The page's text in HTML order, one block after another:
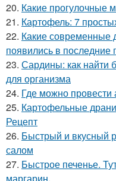
20. Какие прогулочные
21. Картофель: 7
22. Какие современные
появились в последние
23. Сардины: как найти
для организма
24. Где можно
25. Картофельные
Рецепт
26. Быстрый и вкусный
салом
27. Быстрое печенье.